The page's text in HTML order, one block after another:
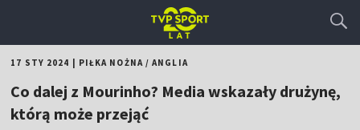
17 STY 2024 PIŁKA NOŻNA/ANGLIA
Co dalej z Mourinho? Media wskazały drużynę,
którą może przejąć